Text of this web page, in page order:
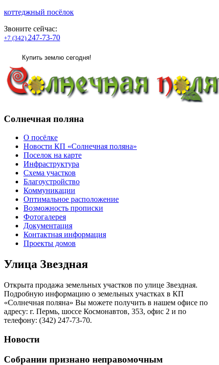
коттеджный посёлок
Звоните сейчас:
+7 (342) 247-73-70
Купить землю сегодня!
Солнечная поляна
О посёлке
Новости КП «Солнечная поляна»
Поселок на карте
Инфраструктура
Схема участков
Благоустройство
Коммуникации
Оптимальное расположение
Возможность прописки
Фотогалерея
Документация
Контактная информация
Проекты домов
Улица Звездная
Открыта продажа земельных участков по улице Звездная.
Подробную информацию о земельных участках в КП
«Солнечная поляна» Вы можете получить в нашем офисе по
адресу: г. Пермь, шоссе Космонавтов, 353, офис 2 и по
телефону: (342) 247-73-70.
Новости
Собрании признано неправомочным